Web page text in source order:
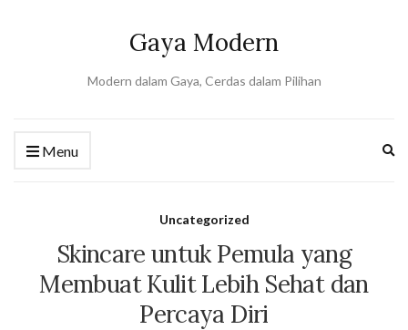
Gaya Modern
Modern dalam Gaya, Cerdas dalam Pilihan
Menu
Uncategorized
Skincare untuk Pemula yang
Membuat Kulit Lebih Sehat dan
Percaya Diri